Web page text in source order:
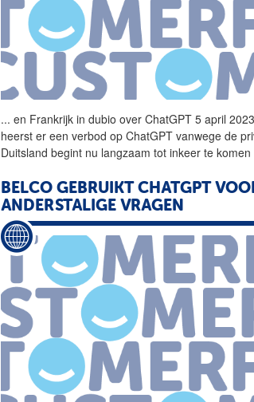
... en Frankrijk in dubio overChatGPT 5 april
heerst er een verbod opChatGPT vanwege de
Duitsland begint nu langzaam tot inkeer te komen
BELCO GEBRUIKTCHATGPT
ANDERSTALIGE VRAGEN